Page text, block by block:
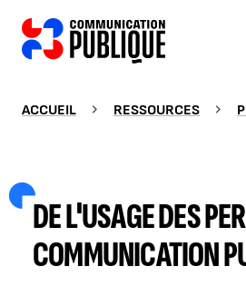
ACCUEIL RESSOURCES
DE L'USAGE DES
COMMUNICATION